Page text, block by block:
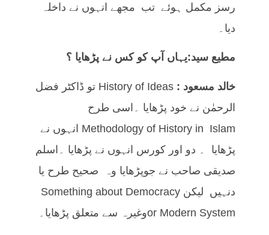
رسز مکمل ہوئے تب مجھے انہوں نے داخلہ
دیا۔
مطیع سید:یہاں آپ کو کس نے پڑھایا ؟
خالد مسعود :
History of Ideas تو ڈاکٹر فضل
الرحمٰن نے خود پڑھایا ۔اسی طرح
Methodology of History in Islam انہوں نے
پڑھایا ۔ دو اور کورس انہوں نے پڑھایا ۔اسلم
صدیقی صاحب نے جوپڑھایا وہ صحیح طرح یا
دنہیں لیکن Something about Democracy
or Modern Systemوغیرہ سے متعلق پڑھایا۔